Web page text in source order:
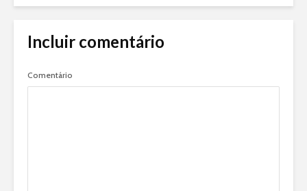
Incluir comentário
Comentário